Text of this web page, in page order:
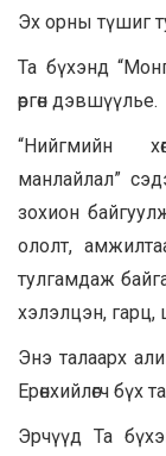
Эх орны түшиг
Та бүхэнд
өргөн дэвшүүлье.
“Нийгмийн
манлайлал”
зохион
ололт,
тулгамдаж
хэлэлцэн, гарц,
Энэ талаарх
Ерөнхийлөгч
Эрчүүд Та